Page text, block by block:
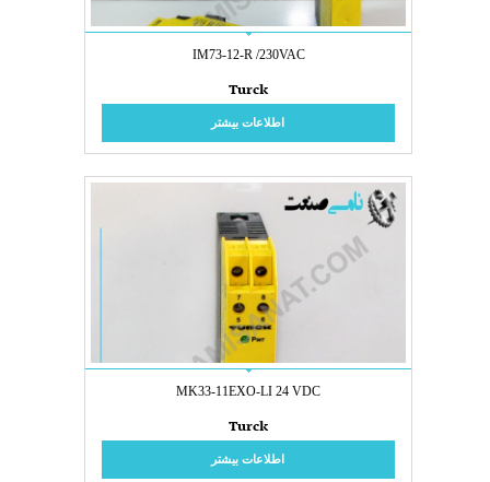
IM73-12-R /230VAC
Turck
اطلاعات بیشتر
MK33-11EXO-LI 24 VDC
Turck
اطلاعات بیشتر